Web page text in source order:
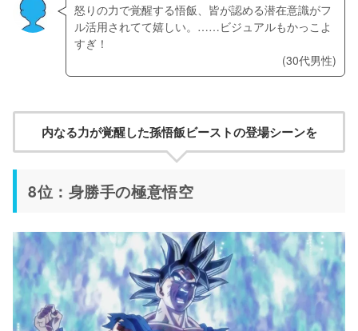
怒りの力で覚醒する悟飯、皆が認める潜在意識がフ
ル活用されてて嬉しい。……ビジュアルもかっこよ
すぎ！
(30代男性)
内なる力が覚醒した孫悟飯ビーストの登場シーンを
8位：身勝手の極意悟空